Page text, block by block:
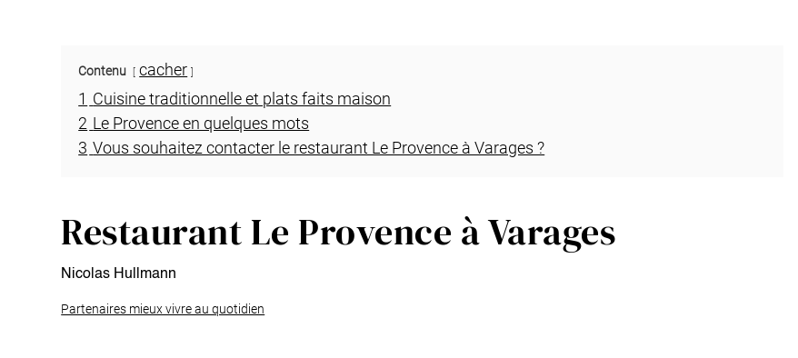
Contenu
cacher
1 Cuisine traditionnelle et plats faits maison
2 Le Provence en quelques mots
3 Vous souhaitez contacter le restaurant Le Provence à Varages ?
Restaurant Le Provence à Varages
Nicolas Hullmann
Partenaires mieux vivre au quotidien